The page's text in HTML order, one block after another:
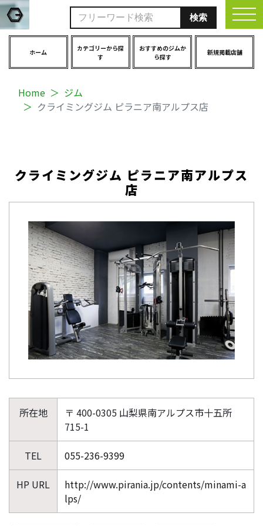
ホーム
カテゴリーから探
す
おすすめのジムか
ら探す
新規掲載店舗
Home
ジム
クライミングジム ピラニア南アルプス店
クライミングジム ピラニア南アルプス
店
所在地
〒 400-0305 山梨県南アルプス市十五所
715-1
TEL 055-236-9399
HP URL
http://www.pirania.jp/contents/minami-a
lps/